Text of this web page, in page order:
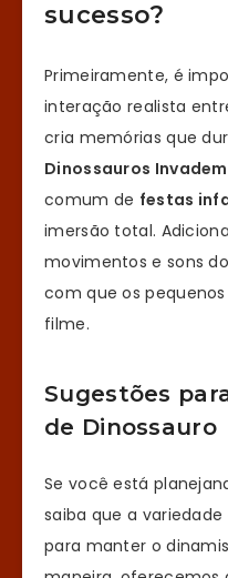
sucesso?
Primeiramente, é
interação realista
cria memórias que
Dinossauros
comum de festas
imersão total.
movimentos e sons
com que os
filme.
Sugestões
de Dinossauro
Se você está
saiba que a
para manter o